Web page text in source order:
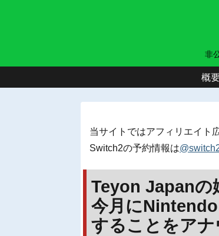
非
概
当サイトではアフィリエイト
Switch2の予約情報は
Teyon Japanの
今月に
することをアナ